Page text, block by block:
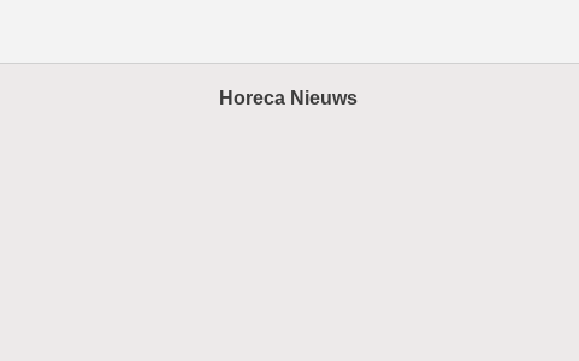
Horeca Nieuws